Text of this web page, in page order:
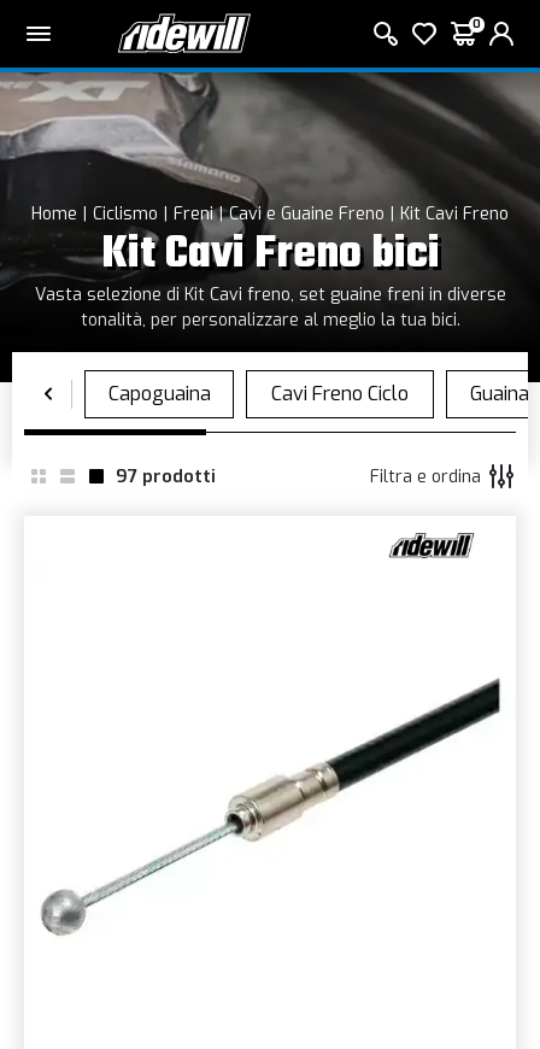
0
Home Ciclismo Freni Cavi e Guaine Freno Kit Cavi Freno
Kit Cavi Freno bici
Vasta selezione di Kit Cavi freno, set guaine freni in diverse
tonalità, per personalizzare al meglio la tua bici.
97 prodotti Filtra e ordina